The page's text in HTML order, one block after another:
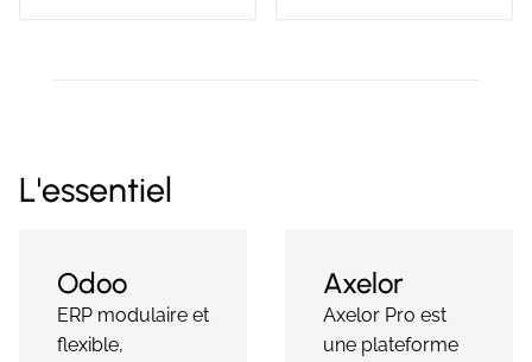
L'essentiel
Odoo
ERP modulaire et
flexible,
Axelor
Axelor Pro est
une plateforme